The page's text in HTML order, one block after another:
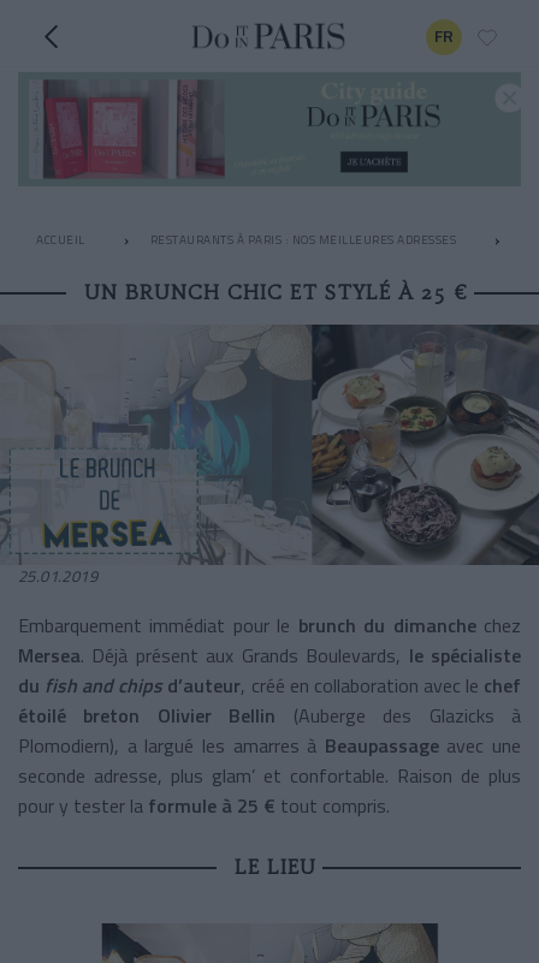
FR
ACCUEIL RESTAURANTS À PARIS : NOS MEILLEURES ADRESSES
UN BRUNCH CHIC ET STYLÉ À 25 €
25.01.2019
Embarquement immédiat pour le brunch du dimanchechez
Mersea. Déjà présent aux Grands Boulevards, le spécialiste
du fish and chips d’auteur, créé en collaboration avec le chef
étoilé breton Olivier Bellin (Auberge des Glazicks à
Plomodiern), a largué les amarres à Beaupassageavec une
seconde adresse, plus glam’ et confortable. Raison de plus
pour y tester la formule à 25 € tout compris.
LE LIEU